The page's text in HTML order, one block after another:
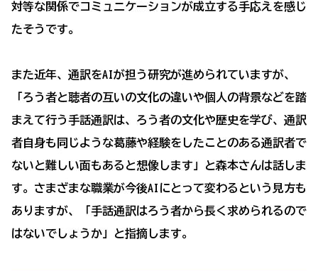
対等な関係でコミュニケーションが成立する手応えを感じ
たそうです。
また近年、通訳をAIが担う研究が進められていますが、
「ろう者と聴者の互いの文化の違いや個人の背景などを踏
まえて行う手話通訳は、ろう者の文化や歴史を学び、通訳
者自身も同じような葛藤や経験をしたことのある通訳者で
ないと難しい面もあると想像します」と森本さんは話しま
す。さまざまな職業が今後AIにとって変わるという見方も
ありますが、「手話通訳はろう者から長く求められるので
はないでしょうか」と指摘します。